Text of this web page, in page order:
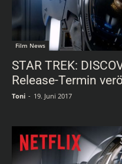
Film News
STAR TREK:
Release-Termin
Toni - 19. Juni 2017